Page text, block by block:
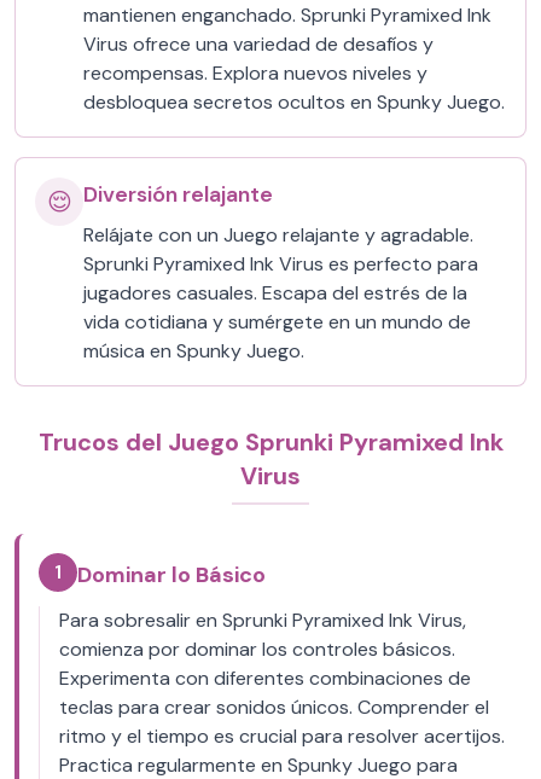
mantienen enganchado. Sprunki Pyramixed Ink
Virus ofrece una variedad de desafíos y
recompensas. Explora nuevos niveles y
desbloquea secretos ocultos en Spunky Juego.
😌 Diversión relajante
Relájate con un Juego relajante y agradable.
Sprunki Pyramixed Ink Virus es perfecto para
jugadores casuales. Escapa del estrés de la
vida cotidiana y sumérgete en un mundo de
música en Spunky Juego.
Trucos del Juego Sprunki Pyramixed Ink
Virus
1 Dominar lo Básico
Para sobresalir en Sprunki Pyramixed Ink Virus,
comienza por dominar los controles básicos.
Experimenta con diferentes combinaciones de
teclas para crear sonidos únicos. Comprender el
ritmo y el tiempo es crucial para resolver acertijos.
Practica regularmente en Spunky Juego para